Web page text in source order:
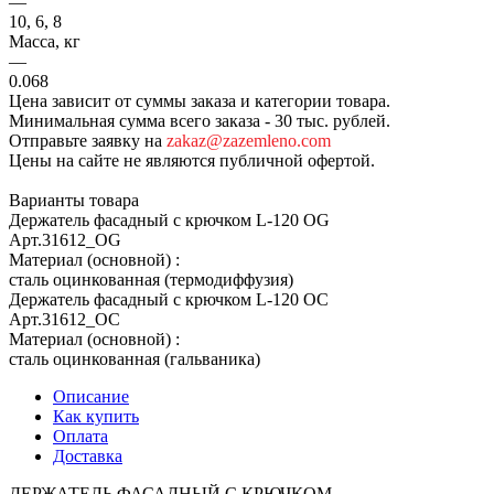
10, 6, 8
Масса, кг
—
0.068
Цена зависит от суммы заказа и категории товара.
Минимальная сумма всего заказа - 30 тыс. рублей.
Отправьте заявку на zakaz@zazemleno.com
Цены на сайте не являются публичной офертой.
Варианты товара
Держатель фасадный с крючком L-120 OG
Арт.31612_ОG
Материал (основной) :
сталь оцинкованная (термодиффузия)
Держатель фасадный с крючком L-120 OC
Арт.31612_ОС
Материал (основной) :
сталь оцинкованная (гальваника)
Описание
Как купить
Оплата
Доставка